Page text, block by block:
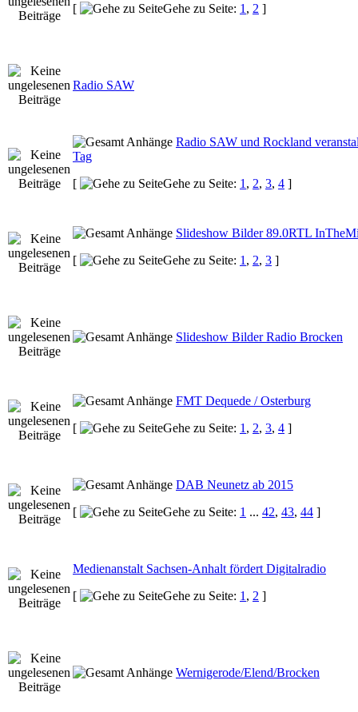
[
Gehe zu Seite: 1 , 2 ]
Radio SAW
Radio SAW und Rockland
Tag
[
Gehe zu Seite: 1 , 2, 3, 4 ]
Slideshow Bilder 89.0RTL
[
Gehe zu Seite: 1 , 2, 3 ]
Slideshow Bilder Radio Brocken
FMT Dequede / Osterburg
[
Gehe zu Seite: 1 , 2, 3, 4 ]
DAB Neunetz ab 2015
[
Gehe zu Seite: 1 ... 42, 43, 44 ]
Medienanstalt Sachsen-Anhalt fördert Digitalradio
[
Gehe zu Seite: 1 , 2 ]
Wernigerode/Elend/Brocken